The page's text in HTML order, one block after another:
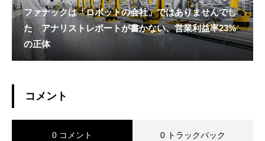
ファナックは「ロボットの会社」ではありませんでし
た アナリストレポートが書かない、営業利益率23%
の正体
コメント
0 コメント 0 トラックバック